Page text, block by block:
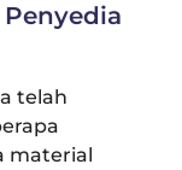
telah
material